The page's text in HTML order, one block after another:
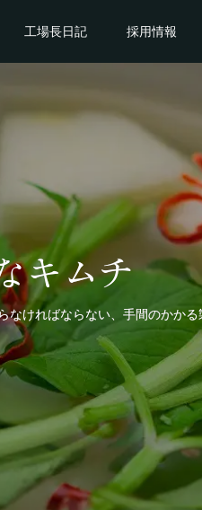
工場長日記 採用情報
キムチ
ければならない、手間のかか